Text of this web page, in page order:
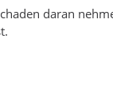
daran